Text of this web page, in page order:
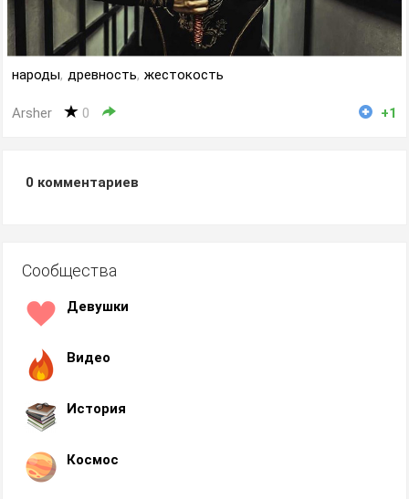
народы, древность, жестокость
Arsher 0 +1
0 комментариев
Сообщества
Девушки
Видео
История
Космос